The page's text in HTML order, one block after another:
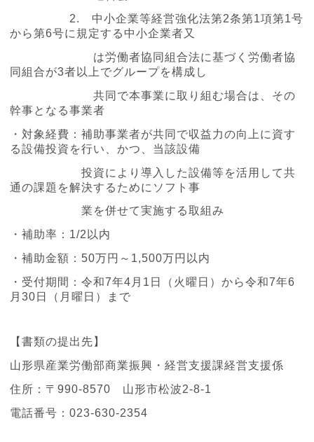
2. 中小企業等経営強化法第2条第1項第1号
から第6号に規定する中小企業者又
は労働者協同組合法に基づく労働者協
同組合が3者以上でグループを構成し
共同で本事業に取り組む場合は、その
幹事となる事業者
・対象経費：補助事業者が共同で収益力の向上に資す
る設備投資を行い、かつ、当該設備
投資により導入した設備等を活用して共
通の課題を解決するためにソフト事
業を併せて実施する取組み
・補助率：1/2以内
・補助金額：50万円～1,500万円以内
・受付期間：令和7年4月1日（火曜日）から令和7年6
月30日（月曜日）まで
【書類の提出先】
山形県産業労働部商業振興・経営支援課経営支援係
住所：〒990-8570 山形市松波2-8-1
電話番号：023-630-2354